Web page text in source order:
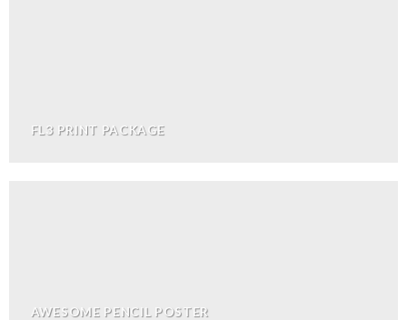
FL3 PRINT PACKAGE
AWESOME PENCIL POSTER